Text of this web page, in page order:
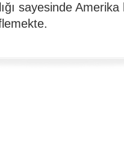
sayesinde Amerika